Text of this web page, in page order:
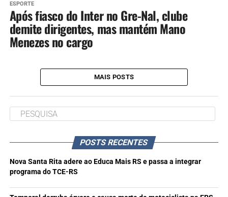
ESPORTE
Após fiasco do Inter no Gre-Nal, clube
demite dirigentes, mas mantém Mano
Menezes no cargo
MAIS POSTS
POSTS RECENTES
Nova Santa Rita adere ao Educa Mais RS e passa a integrar
programa do TCE-RS